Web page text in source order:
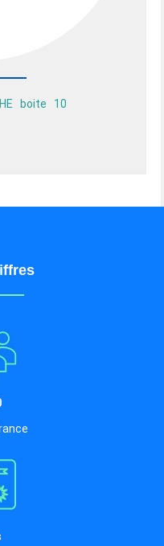
boite 10